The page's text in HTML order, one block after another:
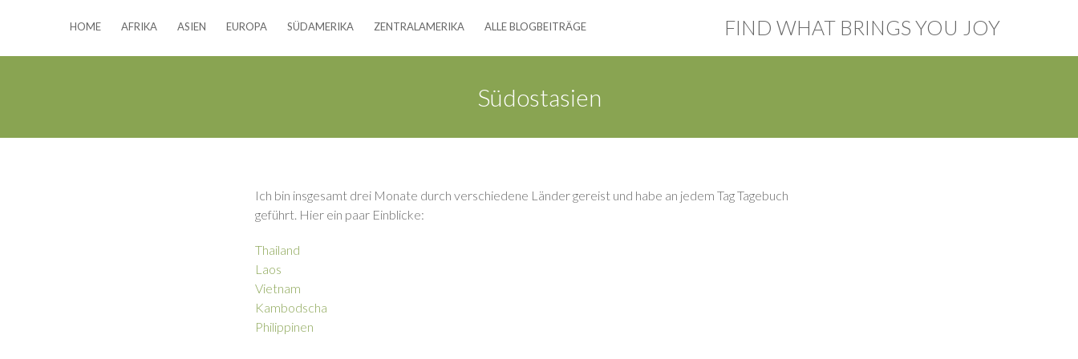
FIND WHAT BRINGS YOU JOY
HOME AFRIKA ASIEN EUROPA SÜDAMERIKA ZENTRALAMERIKA ALLE BLOGBEITRÄGE
Südostasien
Ich bin insgesamt drei Monate durch verschiedene Länder gereist und habe an jedem Tag Tagebuch
geführt. Hier ein paar Einblicke:
Thailand
Laos
Vietnam
Kambodscha
Philippinen